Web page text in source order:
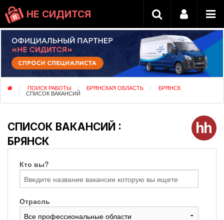
НЕ СИДИТСЯ
ПОИСК РАБОТЫ БРЯНСКАЯ ОБЛАСТЬ БРЯНСК
СПИСОК ВАКАНСИЙ
СПИСОК ВАКАНСИЙ :
БРЯНСК
Кто вы?
Отрасль